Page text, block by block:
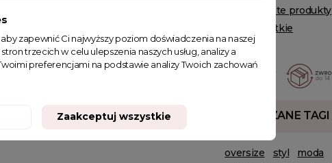
Złote produkty
Płaszcze Krótkie
POWIĄZANE TAGI
oversize styl moda
zapewnić Ci najwyższy poziom doświadczenia na naszej
trzecich w celu ulepszenia naszych usług, analizy a
preferencjami na podstawie analizy Twoich zachowań
Zaakceptuj wszystkie